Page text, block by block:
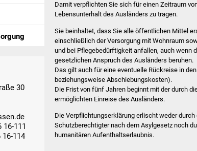
30
16-111
114
Damit verpflichten Sie sich für einen Zeitraum
Lebensunterhalt des Ausländers zu tragen.
Sie beinhaltet, dass Sie alle öffentlichen Mittel
einschließlich der Versorgung mit Wohnraum
und bei Pflegebedürftigkeit anfallen, auch wenn
gesetzlichen Anspruch des Ausländers beruhen.
Das gilt auch für eine eventuelle Rückreise in
beziehungsweise Abschiebungskosten).
Die Frist von fünf Jahren beginnt mit der durch
ermöglichten Einreise des Ausländers.
Die Verpflichtungserklärung erlischt weder durch
Schutzberechtigter nach dem Asylgesetz noch
humanitären Aufenthaltserlaubnis.